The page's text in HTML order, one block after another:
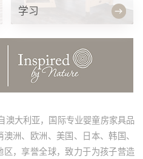
学习
澳大利亚，国际专业婴童房家具品
澳洲、欧洲、美国、日本、韩国、
区，享誉全球，致力于为孩子营造